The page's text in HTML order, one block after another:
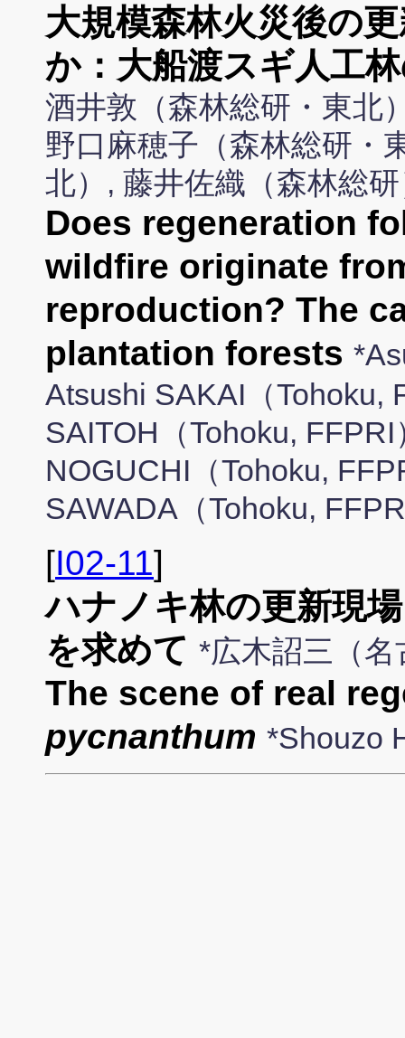
大規模森林火災後の
か：大船渡スギ人工
酒井敦（森林総研・東北
野口麻穂子（森林総研・
北）, 藤井佐織（森林総
Does regeneration
wildfire originate
reproduction? The
plantation forests
Atsushi SAKAI（Tohoku,
SAITOH（Tohoku,
NOGUCHI（Tohoku,
SAWADA（Tohoku,
[I02-11]
ハナノキ林の更新現
を求めて *広木詔三（名
The scene of real
pycnanthum *Shouzo